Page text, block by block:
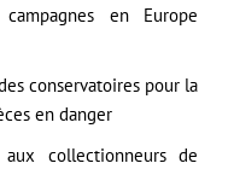
en Europe
conservatoires pour la
en danger
collectionneurs de